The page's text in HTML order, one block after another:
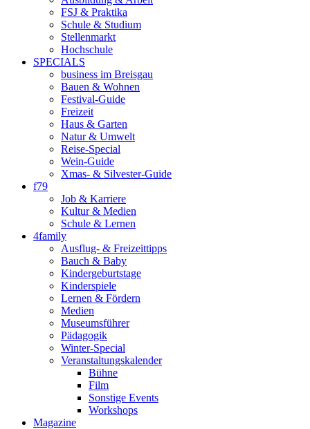
FSJ & Praktika
Schule & Studium
Stellenmarkt
Hochschule
SPECIALS
business im Breisgau
Bauen & Wohnen
Festival-Guide
Freizeit
Haus & Garten
Natur & Umwelt
Reise-Special
Wein-Guide
Xmas- & Silvester-Guide
f79
Job & Karriere
Kultur & Medien
Schule & Lernen
4family
Ausflug- & Freizeittipps
Bauch & Baby
Kindergeburtstage
Kinderspiele
Lernen & Fördern
Medien
Museumsführer
Pädagogik
Winter-Special
Veranstaltungskalender
Bühne
Film
Sonstige Events
Workshops
Magazine